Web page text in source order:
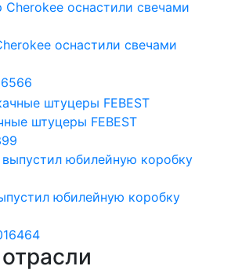
оснастили свечами
566
штуцеры FEBEST
юбилейную коробку
464